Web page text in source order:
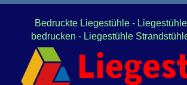
Bedruckte Liegestühle -
bedrucken - Liegestühle